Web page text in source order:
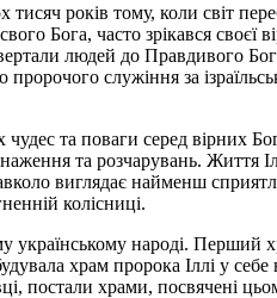
років тому, коли світ
Бога, часто зрікався своєї
людей до Правдивого
служіння за
та поваги серед вірних
та розчарувань.
виглядає найменш
колісниці.
народі. Перший
храм пророка Іллі у
постали храми, посвячені